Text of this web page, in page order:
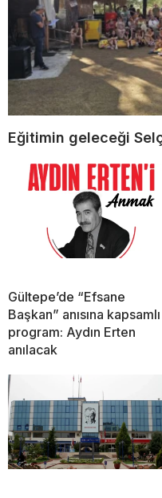
Eğitimin geleceği
Gültepe’de “Efsane
Başkan” anısına kapsamlı
program: Aydın Erten
anılacak